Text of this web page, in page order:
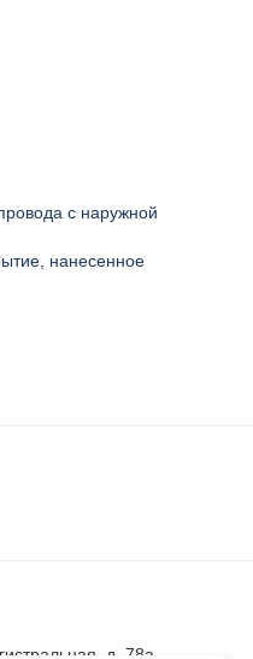
с наружной
нанесенное
д. 78а